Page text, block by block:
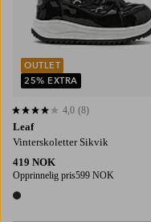
Leaf
Vinterskoletter Sikvik
419 NOK
Opprinnelig pris599 NOK
1 farge
4,0 basert på 8 karaktergivninger
4,0 (8)
OUTLET
25% EXTRA